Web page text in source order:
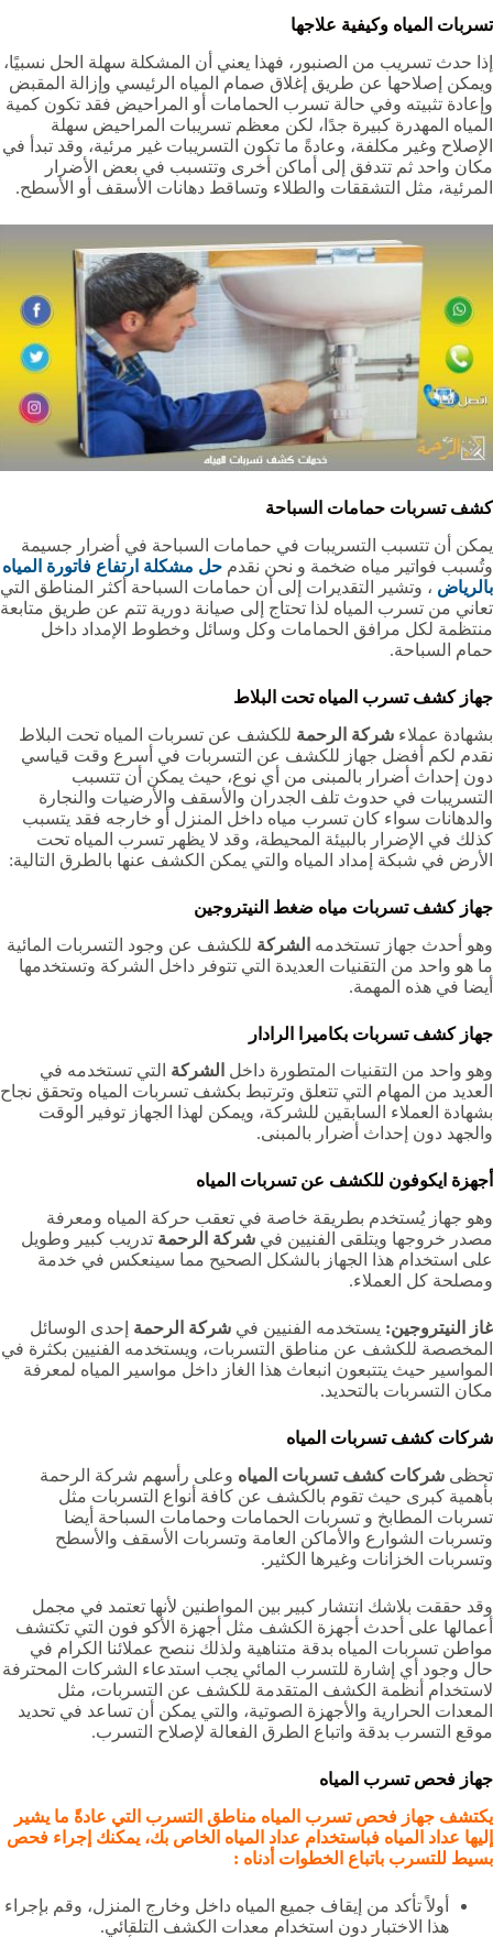
تسربات المياه وكيفية علاجها
إذا حدث تسريب من الصنبور، فهذا يعني أن المشكلة سهلة الحل نسبيًا،
ويمكن إصلاحها عن طريق إغلاق صمام المياه الرئيسي وإزالة المقبض
وإعادة تثبيته وفي حالة تسرب الحمامات أو المراحيض فقد تكون كمية
المياه المهدرة كبيرة جدًا، لكن معظم تسريبات المراحيض سهلة
الإصلاح وغير مكلفة، وعادةً ما تكون التسريبات غير مرئية، وقد تبدأ في
مكان واحد ثم تتدفق إلى أماكن أخرى وتتسبب في بعض الأضرار
المرئية، مثل التشققات والطلاء وتساقط دهانات الأسقف أو الأسطح.
كشف تسربات حمامات السباحة
يمكن أن تتسبب التسريبات في حمامات السباحة في أضرار جسيمة
وتُسبب فواتير مياه ضخمة و نحن نقدم حل مشكلة ارتفاع فاتورة المياه
بالرياض ، وتشير التقديرات إلى أن حمامات السباحة أكثر المناطق التي
تعاني من تسرب المياه لذا تحتاج إلى صيانة دورية تتم عن طريق متابعة
منتظمة لكل مرافق الحمامات وكل وسائل وخطوط الإمداد داخل
حمام السباحة.
جهاز كشف تسرب المياه تحت البلاط
بشهادة عملاء شركة الرحمة للكشف عن تسربات المياه تحت البلاط
نقدم لكم أفضل جهاز للكشف عن التسربات في أسرع وقت قياسي
دون إحداث أضرار بالمبنى من أي نوع، حيث يمكن أن تتسبب
التسريبات في حدوث تلف الجدران والأسقف والأرضيات والنجارة
والدهانات سواء كان تسرب مياه داخل المنزل أو خارجه فقد يتسبب
كذلك في الإضرار بالبيئة المحيطة، وقد لا يظهر تسرب المياه تحت
الأرض في شبكة إمداد المياه والتي يمكن الكشف عنها بالطرق التالية:
جهاز كشف تسربات مياه ضغط النيتروجين
وهو أحدث جهاز تستخدمه الشركة للكشف عن وجود التسربات المائية
ما هو واحد من التقنيات العديدة التي تتوفر داخل الشركة وتستخدمها
أيضا في هذه المهمة.
جهاز كشف تسربات بكاميرا الرادار
وهو واحد من التقنيات المتطورة داخل الشركة التي تستخدمه في
العديد من المهام التي تتعلق وترتبط بكشف تسربات المياه وتحقق نجاح
بشهادة العملاء السابقين للشركة، ويمكن لهذا الجهاز توفير الوقت
والجهد دون إحداث أضرار بالمبنى.
أجهزة ايكوفون للكشف عن تسربات المياه
وهو جهاز يُستخدم بطريقة خاصة في تعقب حركة المياه ومعرفة
مصدر خروجها ويتلقى الفنيين في شركة الرحمة تدريب كبير وطويل
على استخدام هذا الجهاز بالشكل الصحيح مما سينعكس في خدمة
ومصلحة كل العملاء.
غاز النيتروجين: يستخدمه الفنيين في شركة الرحمة إحدى الوسائل
المخصصة للكشف عن مناطق التسربات، ويستخدمه الفنيين بكثرة في
المواسير حيث يتتبعون انبعاث هذا الغاز داخل مواسير المياه لمعرفة
مكان التسربات بالتحديد.
شركات كشف تسربات المياه
تحظى شركات كشف تسربات المياه وعلى رأسهم شركة الرحمة
بأهمية كبرى حيث تقوم بالكشف عن كافة أنواع التسربات مثل
تسربات المطابخ و تسربات الحمامات وحمامات السباحة أيضا
وتسربات الشوارع والأماكن العامة وتسربات الأسقف والأسطح
وتسربات الخزانات وغيرها الكثير.
وقد حققت بلاشك انتشار كبير بين المواطنين لأنها تعتمد في مجمل
أعمالها على أحدث أجهزة الكشف مثل أجهزة الأكو فون التي تكتشف
مواطن تسربات المياه بدقة متناهية ولذلك ننصح عملائنا الكرام في
حال وجود أي إشارة للتسرب المائي يجب استدعاء الشركات المحترفة
لاستخدام أنظمة الكشف المتقدمة للكشف عن التسربات، مثل
المعدات الحرارية والأجهزة الصوتية، والتي يمكن أن تساعد في تحديد
موقع التسرب بدقة واتباع الطرق الفعالة لإصلاح التسرب.
جهاز فحص تسرب المياه
يكتشف جهاز فحص تسرب المياه مناطق التسرب التي عادةً ما يشير
إليها عداد المياه فباستخدام عداد المياه الخاص بك، يمكنك إجراء فحص
بسيط للتسرب باتباع الخطوات أدناه :
أولاً تأكد من إيقاف جميع المياه داخل وخارج المنزل، وقم بإجراء
هذا الاختبار دون استخدام معدات الكشف التلقائي.